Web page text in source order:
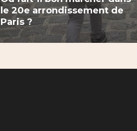
le 20e arrondissement de
Paris ?